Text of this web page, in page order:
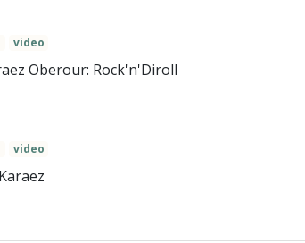
video
Oberour: Rock'n'Diroll
video